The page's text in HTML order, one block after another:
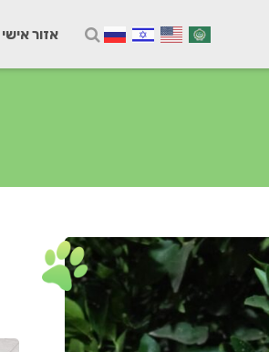
אזור אישי